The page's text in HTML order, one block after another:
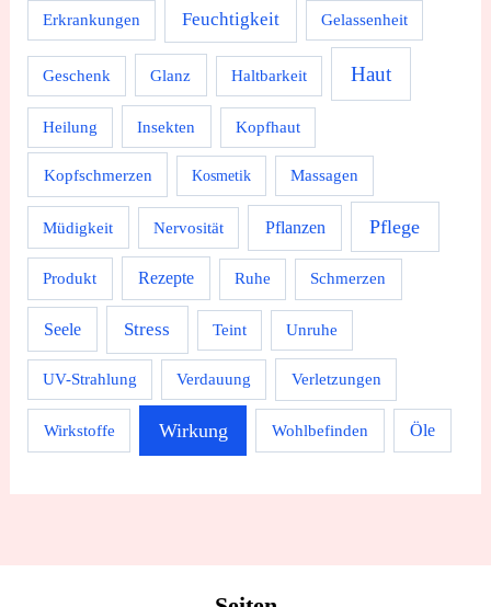
Erkrankungen Feuchtigkeit Gelassenheit
Geschenk Glanz Haltbarkeit Haut
Heilung Insekten Kopfhaut
Kopfschmerzen Kosmetik Massagen
Müdigkeit Nervosität Pflanzen Pflege
Produkt Rezepte Ruhe Schmerzen
Seele Stress Teint Unruhe
UV-Strahlung Verdauung Verletzungen
Wirkstoffe Wirkung Wohlbefinden Öle